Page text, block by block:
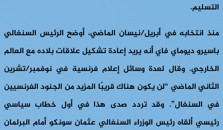
التسليم.
منذ انتخابه في أبريل/نيسان الماضي، أوضح الرئيس السنغالي
باسيرو ديوماي فاي أنه يريد إعادة تشكيل علاقات بلاده مع العالم
الخارجي. وقال لعدة وسائل إعلام فرنسية في نوفمبر/تشرين
الثاني الماضي “لن يكون هناك قريبًا المزيد من الجنود الفرنسيين
في السنغال”. وقد تردد صدى هذا في أول خطاب سياسي
رئيسي ألقاه رئيس الوزراء السنغالي عثمان سونكو أمام البرلمان